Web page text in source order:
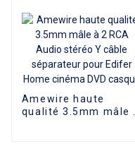
Amewire haute
qualité 3.5mm mâle à